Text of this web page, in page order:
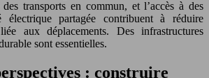
transports en commun, et l’accès à des
électrique partagée contribuent à réduire
aux déplacements. Des infrastructures
sont essentielles.
: construire